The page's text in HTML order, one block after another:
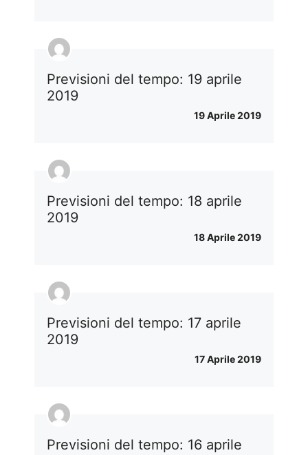
Previsioni del tempo: 19 aprile
2019
19 Aprile 2019
Previsioni del tempo: 18 aprile
2019
18 Aprile 2019
Previsioni del tempo: 17 aprile
2019
17 Aprile 2019
Previsioni del tempo: 16 aprile